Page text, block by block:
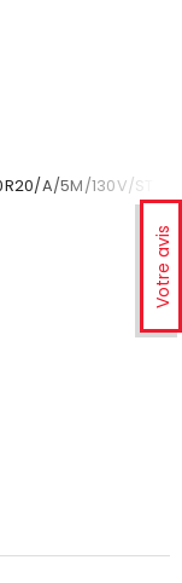
Votre avis
A/5M/130V/STD